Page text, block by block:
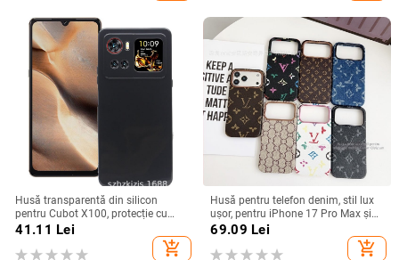
Husă transparentă din silicon
pentru Cubot X100, protecție cu
acoperire totală
41.11 Lei
add_shopping_cart
Husă pentru telefon denim, stil lux
ușor, pentru iPhone 17 Pro Max și
iPhone 16, cu acoperire totală
69.09 Lei
add_shopping_cart